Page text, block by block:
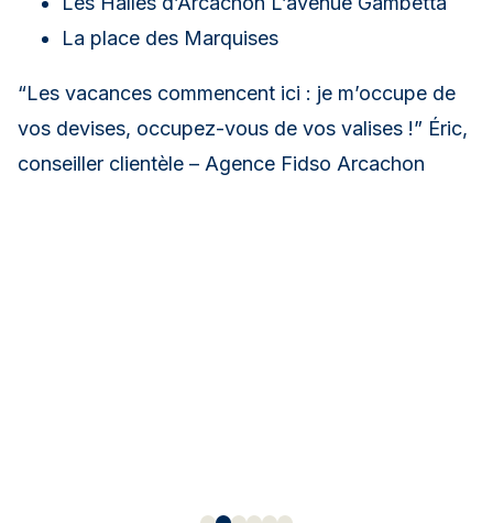
La place des Marquises
“Les vacances commencent ici : je m’occupe de
vos devises, occupez-vous de vos valises !” Éric,
conseiller clientèle – Agence Fidso Arcachon